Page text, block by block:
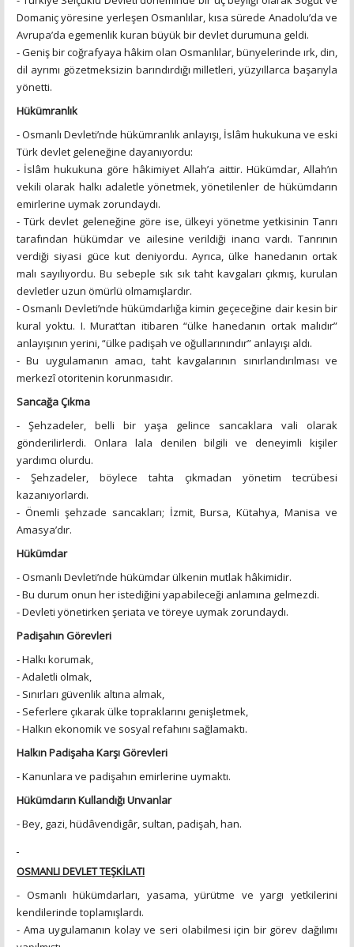
Domaniç yöresine yerleşen Osmanlılar, kısa sürede Anadolu’da ve
Avrupa’da egemenlik kuran büyük bir devlet durumuna geldi.
- Geniş bir coğrafyaya hâkim olan Osmanlılar, bünyelerinde ırk, din,
dil ayrımı gözetmeksizin barındırdığı milletleri, yüzyıllarca başarıyla
yönetti.
Hükümranlık
- Osmanlı Devleti’nde hükümranlık anlayışı, İslâm hukukuna ve eski
Türk devlet geleneğine dayanıyordu:
- İslâm hukukuna göre hâkimiyet Allah’a aittir. Hükümdar, Allah’ın
vekili olarak halkı adaletle yönetmek, yönetilenler de hükümdarın
emirlerine uymak zorundaydı.
- Türk devlet geleneğine göre ise, ülkeyi yönetme yetkisinin Tanrı
tarafından hükümdar ve ailesine verildiği inancı vardı. Tanrının
verdiği siyasi güce kut deniyordu. Ayrıca, ülke hanedanın ortak
malı sayılıyordu. Bu sebeple sık sık taht kavgaları çıkmış, kurulan
devletler uzun ömürlü olmamışlardır.
- Osmanlı Devleti’nde hükümdarlığa kimin geçeceğine dair kesin bir
kural yoktu. I. Murat’tan itibaren “ülke hanedanın ortak malıdır”
anlayışının yerini, “ülke padişah ve oğullarınındır” anlayışı aldı.
- Bu uygulamanın amacı, taht kavgalarının sınırlandırılması ve
merkezî otoritenin korunmasıdır.
Sancağa Çıkma
- Şehzadeler, belli bir yaşa gelince sancaklara vali olarak
gönderilirlerdi. Onlara lala denilen bilgili ve deneyimli kişiler
yardımcı olurdu.
- Şehzadeler, böylece tahta çıkmadan yönetim tecrübesi
kazanıyorlardı.
- Önemli şehzade sancakları; İzmit, Bursa, Kütahya, Manisa ve
Amasya’dır.
Hükümdar
- Osmanlı Devleti’nde hükümdar ülkenin mutlak hâkimidir.
- Bu durum onun her istediğini yapabileceği anlamına gelmezdi.
- Devleti yönetirken şeriata ve töreye uymak zorundaydı.
Padişahın Görevleri
- Halkı korumak,
- Adaletli olmak,
- Sınırları güvenlik altına almak,
- Seferlere çıkarak ülke topraklarını genişletmek,
- Halkın ekonomik ve sosyal refahını sağlamaktı.
Halkın Padişaha Karşı Görevleri
- Kanunlara ve padişahın emirlerine uymaktı.
Hükümdarın Kullandığı Unvanlar
- Bey, gazi, hüdâvendigâr, sultan, padişah, han.
OSMANLI DEVLET TEŞKİLATI
- Osmanlı hükümdarları, yasama, yürütme ve yargı yetkilerini
kendilerinde toplamışlardı.
- Ama uygulamanın kolay ve seri olabilmesi için bir görev dağılımı